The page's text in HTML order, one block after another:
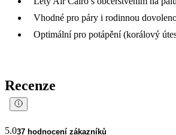
Vhodné pro páry i rodinnou
Optimální pro potápění (korálový
Recenze
5.037 hodnocení zákazníků